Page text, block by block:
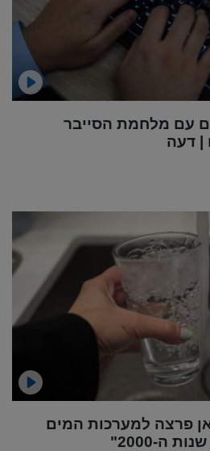
עם מלחמת הסייבר
| דעה
פרצה למערכות המים
ה-2000"